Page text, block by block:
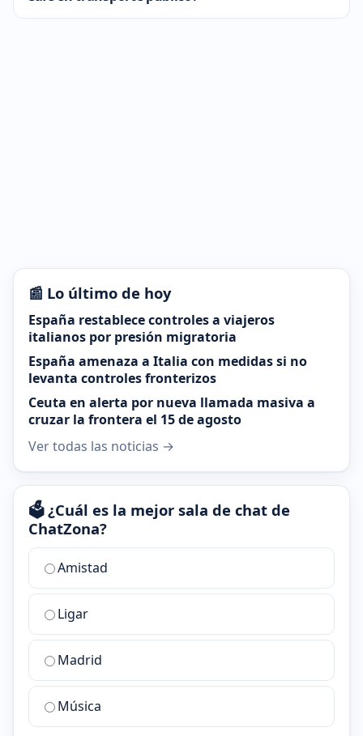
📰 Lo último de hoy
España restablece controles a viajeros
italianos por presión migratoria
España amenaza a Italia con medidas si no
levanta controles fronterizos
Ceuta en alerta por nueva llamada masiva a
cruzar la frontera el 15 de agosto
Ver todas las noticias →
🗳️ ¿Cuál es la mejor sala de chat de
ChatZona?
¿Cuál
la
mejor
sala
chat
ChatZona?
Amistad
Ligar
Madrid
Música